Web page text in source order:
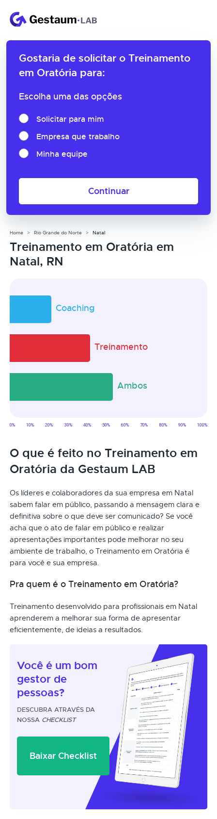
Gostaria de solicitar o Treinamento
em Oratória para:
Escolha uma das opções
Solicitar para mim
Empresa que trabalho
Minha equipe
Continuar
Home Rio Grande do Norte Natal
Treinamento em Oratória em
Natal, RN
O que é feito no Treinamento em
Oratória da Gestaum LAB
Os líderes e colaboradores da sua empresa em Natal
sabem falar em público, passando a mensagem clara e
definitiva sobre o que deve ser comunicado? Se você
acha que o ato de falar em público e realizar
apresentações importantes pode melhorar no seu
ambiente de trabalho, o Treinamento em Oratória é
para você e sua empresa.
Pra quem é o Treinamento em Oratória?
Treinamento desenvolvido para profissionais em Natal
aprenderem a melhorar sua forma de apresentar
eficientemente, de ideias a resultados.
Você é um bom
gestor de
pessoas?
DESCUBRA ATRAVÉS DA
NOSSA CHECKLIST
Baixar Checklist